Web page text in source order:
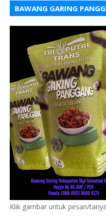
BAWANG GARING
Klik gambar untuk pesan/